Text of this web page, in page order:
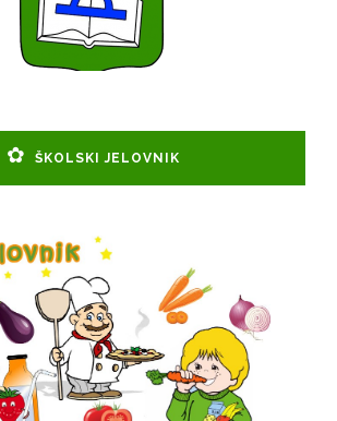
ŠKOLSKI JELOVNIK